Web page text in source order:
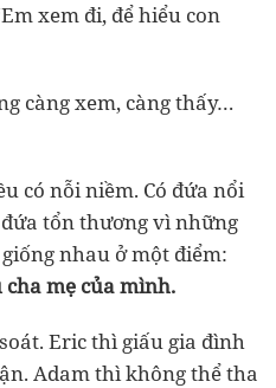
xem đi, để hiểu con
càng xem, càng thấy…
có nỗi niềm. Có đứa nổi
tổn thương vì những
nhau ở một điểm:
mẹ của mình.
Eric thì giấu gia đình
Adam thì không thể tha